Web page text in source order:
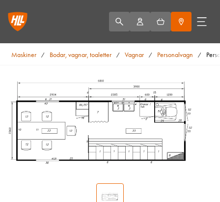
Maskiner / Bodar, vagnar, toaletter / Vagnar / Personalvagn /